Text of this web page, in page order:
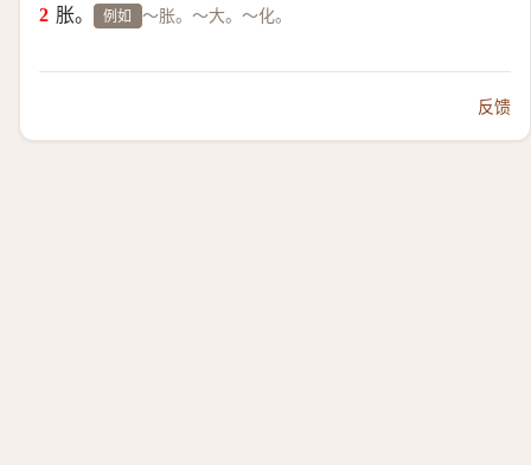
胀。
例如 ～胀。～大。～化。
反馈